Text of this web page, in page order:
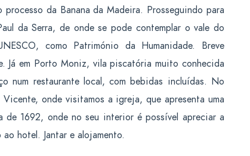
da Banana da Madeira. Prosseguindo para
da Serra, de onde se pode contemplar o vale do
como Património da Humanidade. Breve
Já em Porto Moniz, vila piscatória muito conhecida
num restaurante local, com bebidas incluídas. No
Vicente, onde visitamos a igreja, que apresenta uma
1692, onde no seu interior é possível apreciar a
hotel. Jantar e alojamento.